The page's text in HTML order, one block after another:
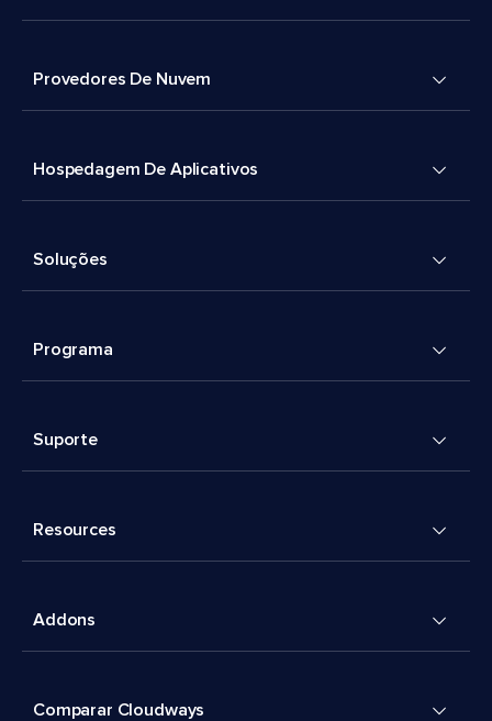
Provedores De Nuvem
Hospedagem De Aplicativos
Soluções
Programa
Suporte
Resources
Addons
Comparar Cloudways